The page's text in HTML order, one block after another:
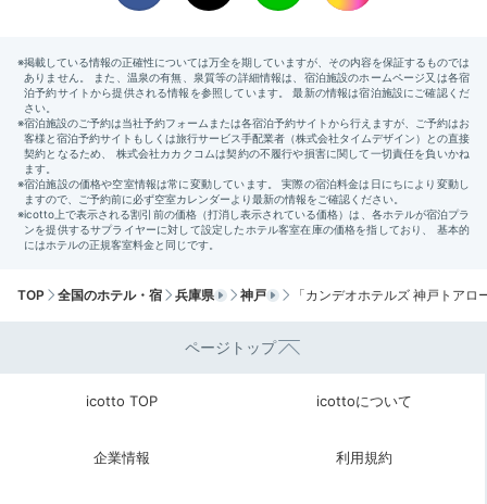
りでも楽しめる旅先です。車で絶景スポットを巡った
Sightseeing
14:00 宿から車で約40分
テクノロジー×自然
ニジゲンノモリで遊ぶ
TOP 全国のホテル・宿 兵庫県 神戸 「カンデオホテルズ 神戸トアロ
ページトップ
icotto TOP icottoについて
企業情報 利用規約